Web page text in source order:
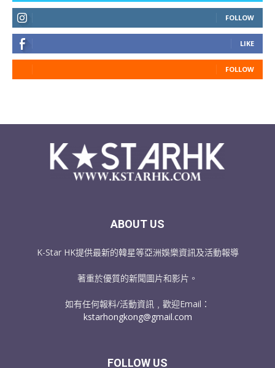
FOLLOW
LIKE
FOLLOW
ABOUT US
K-Star HK提供最新的韓星等亞洲娛樂資訊及活動報導
著重於優質的新聞圖片和影片。
如有任何報料/活動資訊﹐歡迎Email：
kstarhongkong@gmail.com
FOLLOW US